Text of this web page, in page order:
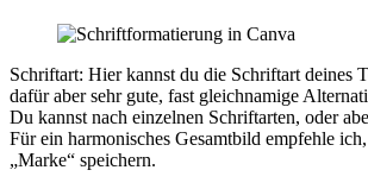
Schriftart: Hier kannst du die Schriftart deines
dafür aber sehr gute, fast gleichnamige
Du kannst nach einzelnen Schriftarten, oder
Für ein harmonisches Gesamtbild empfehle
„Marke“ speichern.